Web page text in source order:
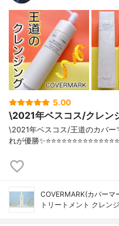
5.00
\2021年ベスコス/クレン
\2021年ベスコス/王道のカバー
れが優勝
COVERMARK(カバーマ
トリートメント クレン